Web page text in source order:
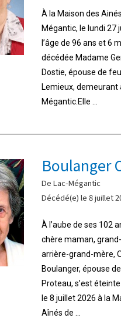
À la Maison des
Mégantic, le lundi 27
l’âge de 96 ans et 6
décédée Madame
Dostie, épouse de
Lemieux, demeurant
Mégantic.Elle ...
Boulanger
De Lac-Mégantic
Décédé(e) le 8 juillet
À l’aube de ses 102
chère maman,
arrière-grand-mère,
Boulanger, épouse
Proteau, s’est
le 8 juillet 2026 à la
Aînés de ...